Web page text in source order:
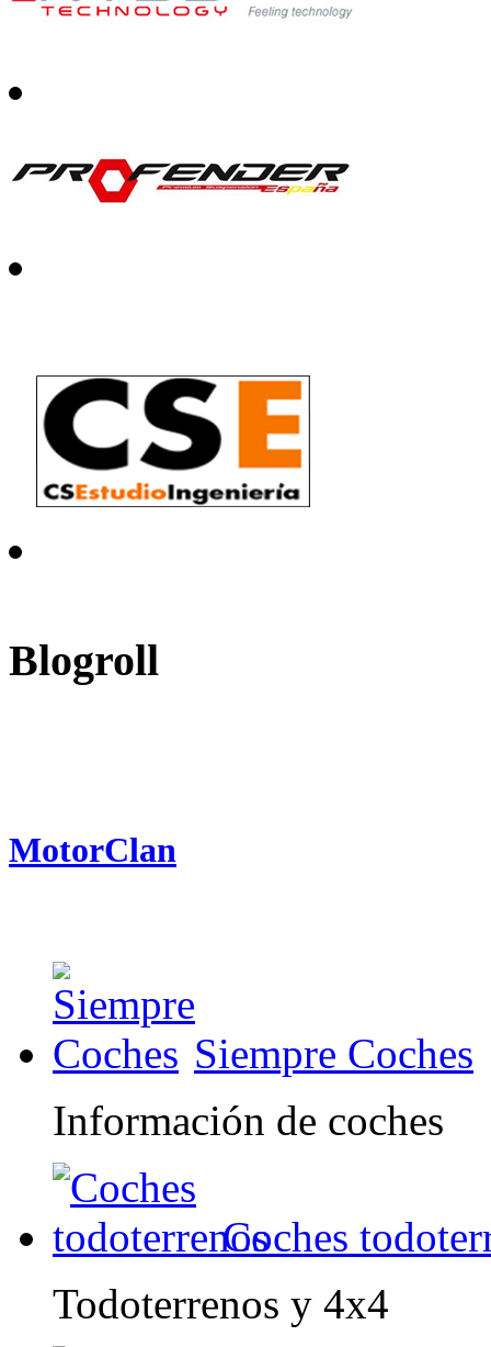
Blogroll
MotorClan
Siempre Coches
Información de coches
Coches
Todoterrenos y 4x4